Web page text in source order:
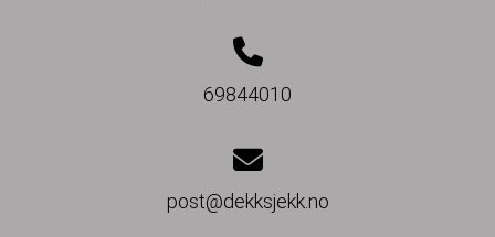
69844010
post@dekksjekk.no